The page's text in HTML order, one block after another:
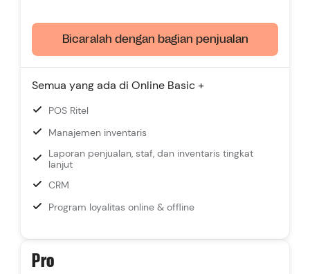
Bicaralah dengan bagian penjualan
Semua yang ada di Online Basic +
POS Ritel
Manajemen inventaris
Laporan penjualan, staf, dan inventaris tingkat
lanjut
CRM
Program loyalitas online & offline
Pro